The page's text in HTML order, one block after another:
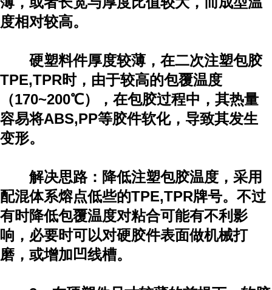
度相对较高。
硬塑料件厚度较薄，在二次注塑包胶
TPE,TPR时，由于较高的包覆温度
（170~200℃），在包胶过程中，其热量
容易将ABS,PP等胶件软化，导致其发生
变形。
解决思路：降低注塑包胶温度，采用
配混体系熔点低些的TPE,TPR牌号。不过
有时降低包覆温度对粘合可能有不利影
响，必要时可以对硬胶件表面做机械打
磨，或增加凹线槽。